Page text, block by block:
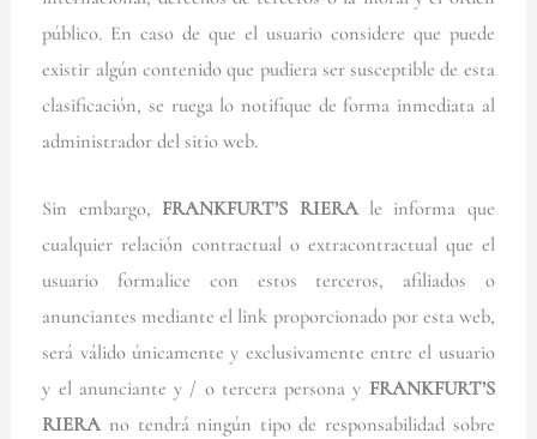
público. En caso de que el usuario considere que puede
existir algún contenido que pudiera ser susceptible de esta
clasificación, se ruega lo notifique de forma inmediata al
administrador del sitio web.
Sin embargo,FRANKFURT’S RIERAle informa que
cualquier relación contractual o extracontractual que el
usuario formalice con estos terceros, afiliados o
anunciantes mediante el link proporcionado por esta web,
será válido únicamente y exclusivamente entre el usuario
y el anunciante y / o tercera persona y FRANKFURT’S
RIERA no tendrá ningún tipo de responsabilidad sobre